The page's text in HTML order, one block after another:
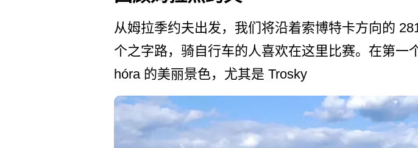
从姆拉季约夫出发，我们将沿­着索博特卡方向的
个之字路，骑自行车的人喜欢在这里­比赛。在第
hóra 的美丽景色，尤其是 Trosky